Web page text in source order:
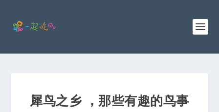
犀鸟之乡 ，那些有趣的鸟事